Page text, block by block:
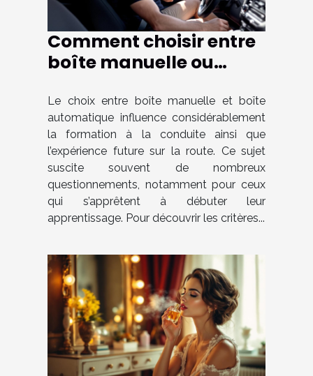
Comment choisir entre
boîte manuelle ou
votre formation de
conduite ?
Le choix entre boîte manuelle et boîte
automatique influence considérablement
la formation à la conduite ainsi que
l’expérience future sur la route. Ce sujet
suscite souvent de nombreux
questionnements, notamment pour ceux
qui s’apprêtent à débuter leur
apprentissage. Pour découvrir les critères...